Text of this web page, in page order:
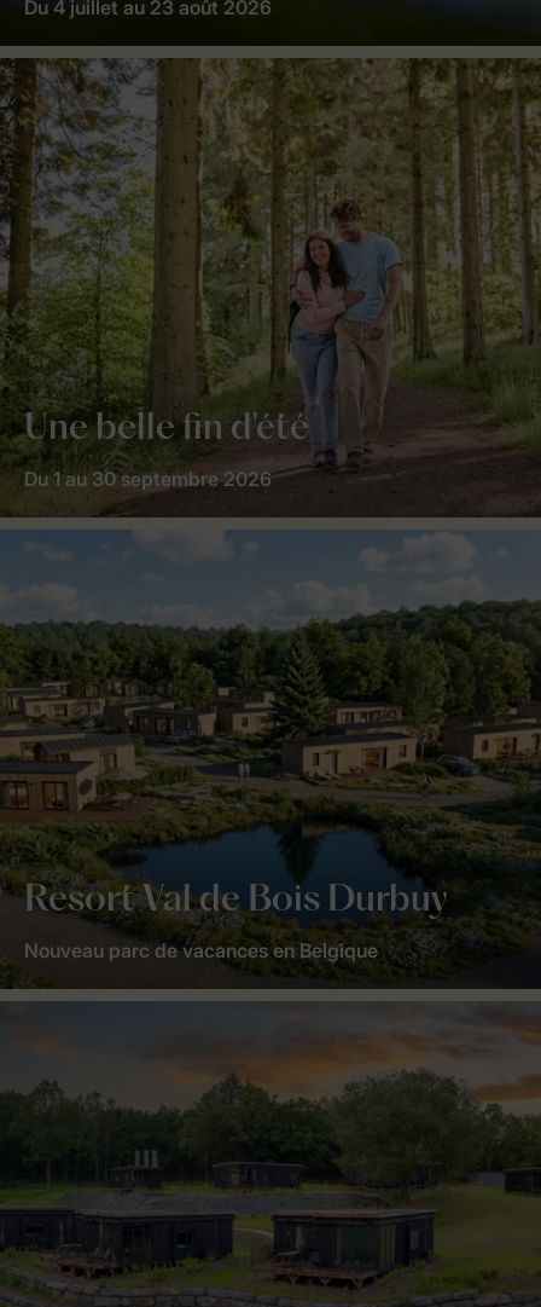
Du 4 juillet au 23 août 2026
Une belle fin d'été
Du 1 au 30 septembre 2026
Resort Val de Bois Durbuy
Nouveau parc de vacances en Belgique